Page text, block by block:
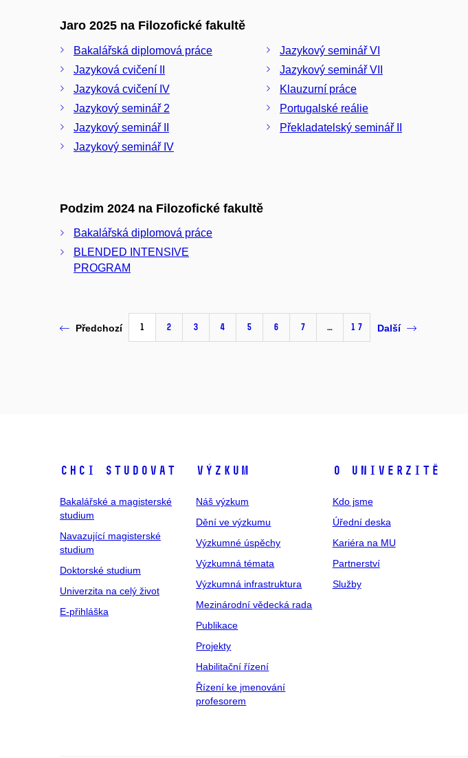
Jaro 2025 na Filozofické fakultě
Bakalářská diplomová práce
Jazyková cvičení II
Jazyková cvičení IV
Jazykový seminář 2
Jazykový seminář II
Jazykový seminář IV
Jazykový seminář VI
Jazykový seminář VII
Klauzurní práce
Portugalské reálie
Překladatelský seminář II
Podzim 2024 na Filozofické fakultě
Bakalářská diplomová práce
BLENDED INTENSIVE
PROGRAM
Předchozí 1 2 3 4 5 6 7 … 17 Další
Chci studovat
Bakalářské a magisterské
studium
Navazující magisterské
studium
Doktorské studium
Univerzita na celý život
E-přihláška
Výzkum
Náš výzkum
Dění ve výzkumu
Výzkumné úspěchy
Výzkumná témata
Výzkumná infrastruktura
Mezinárodní vědecká rada
Publikace
Projekty
Habilitační řízení
Řízení ke jmenování
profesorem
O univerzitě
Kdo jsme
Úřední deska
Kariéra na MU
Partnerství
Služby